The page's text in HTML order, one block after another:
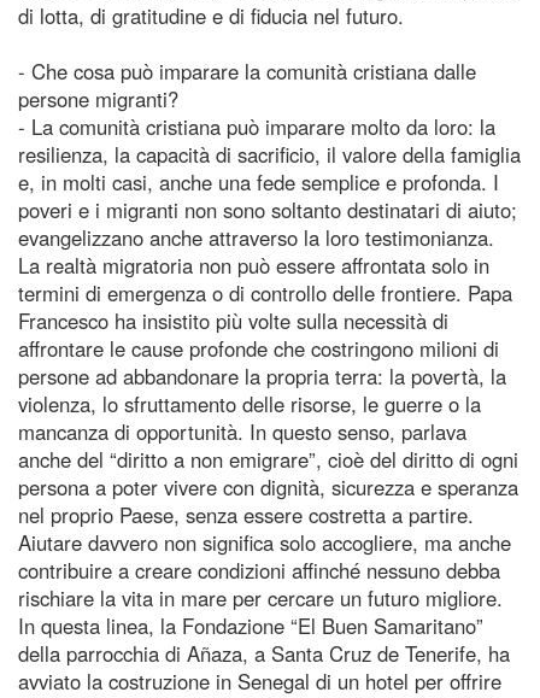
di lotta, di gratitudine e di fiducia nel futuro.
- Che cosa può imparare la comunità cristiana dalle
persone migranti?
- La comunità cristiana può imparare molto da loro: la
resilienza, la capacità di sacrificio, il valore della famiglia
e, in molti casi, anche una fede semplice e profonda. I
poveri e i migranti non sono soltanto destinatari di aiuto;
evangelizzano anche attraverso la loro testimonianza.
La realtà migratoria non può essere affrontata solo in
termini di emergenza o di controllo delle frontiere. Papa
Francesco ha insistito più volte sulla necessità di
affrontare le cause profonde che costringono milioni di
persone ad abbandonare la propria terra: la povertà, la
violenza, lo sfruttamento delle risorse, le guerre o la
mancanza di opportunità. In questo senso, parlava
anche del “diritto a non emigrare”, cioè del diritto di ogni
persona a poter vivere con dignità, sicurezza e speranza
nel proprio Paese, senza essere costretta a partire.
Aiutare davvero non significa solo accogliere, ma anche
contribuire a creare condizioni affinché nessuno debba
rischiare la vita in mare per cercare un futuro migliore.
In questa linea, la Fondazione “El Buen Samaritano”
della parrocchia di Añaza, a Santa Cruz de Tenerife, ha
avviato la costruzione in Senegal di un hotel per offrire